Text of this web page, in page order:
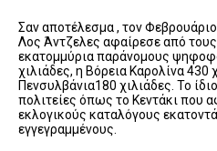
Σαν αποτέλεσμα , τον
Λος Άντζελες αφαίρεσε από
εκατομμύρια παράνομους
χιλιάδες, η Βόρεια Καρολίνα 430
Πενσυλβάνια180 χιλιάδες. Το
πολιτείες όπως το Κεντάκι που
εκλογικούς καταλόγους
εγγεγραμμένους.